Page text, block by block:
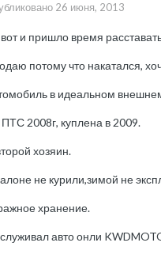
26 июня, 2013
и пришло время
потому что накатался,
в идеальном
2008г, куплена в 2009.
хозяин.
не курили,зимой не
хранение.
авто онли